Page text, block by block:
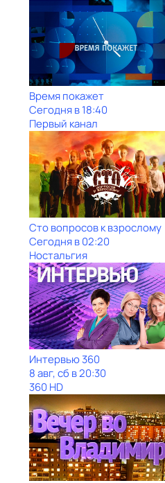
Время покажет
Сегодня в 18:40
Первый канал
Сто вопросов к взрослому
Сегодня в 02:20
Ностальгия
Интервью 360
8 авг, сб в 20:30
360 HD